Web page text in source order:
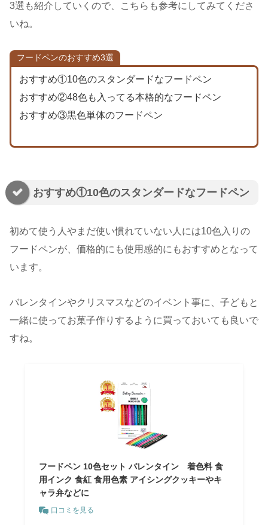
3選も紹介していくので、こちらも参考にしてみてくださ
いね。
フードペンのおすすめ3選
おすすめ①10色のスタンダードなフードペン
おすすめ②48色も入ってる本格的なフードペン
おすすめ③黒色単体のフードペン
おすすめ①10色のスタンダードなフードペン
初めて使う人やまだ使い慣れていない人には10色入りの
フードペンが、価格的にも使用感的にもおすすめとなって
います。
バレンタインやクリスマスなどのイベント事に、子どもと
一緒に使ってお菓子作りするように買っておいても良いで
すね。
フードペン 10色セット バレンタイン 着色料 食
用インク 食紅 食用色素 アイシングクッキーやキ
ャラ弁などに
口コミを見る